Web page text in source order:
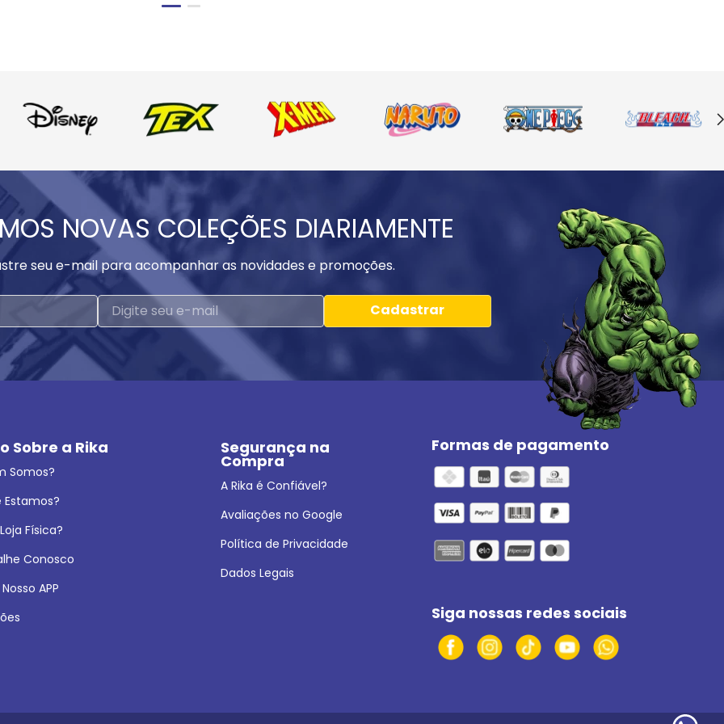
NOVAS COLEÇÕES DIARIAMENTE
seu e-mail para acompanhar as novidades e promoções.
Cadastrar
Sobre a Rika
Somos?
Estamos?
Física?
Conosco
APP
Segurança na
Compra
A Rika é Confiável?
Avaliações no Google
Política de Privacidade
Dados Legais
Formas de pagamento
Siga nossas redes sociais